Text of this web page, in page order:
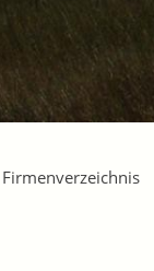
Firmenverzeichnis